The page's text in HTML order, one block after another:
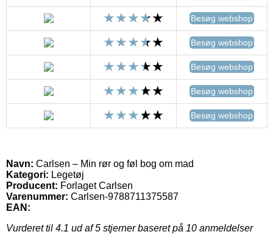
Besøg webshop
Besøg webshop
Besøg webshop
Besøg webshop
Besøg webshop
Navn: Carlsen – Min rør og føl bog om mad
Kategori: Legetøj
Producent: Forlaget Carlsen
Varenummer: Carlsen-9788711375587
EAN:
Vurderet til 4.1 ud af 5 stjerner baseret på 10 anmeldelser